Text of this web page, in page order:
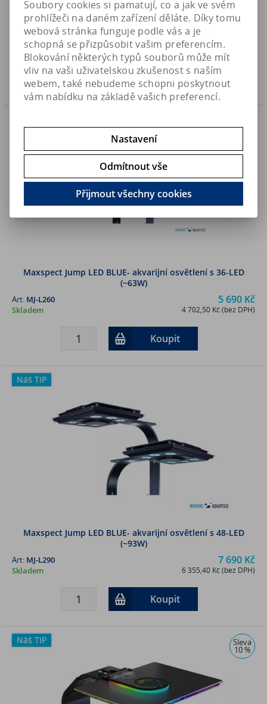
Maxspect Jump LED - akvarijní osvětlení s 42-LED (~65W)
4 893 Kč
4 043,90 Kč (bez DPH)
MJ-L165
Skladem
Koupit
Maxspect Jump LED BLUE- akvarijní osvětlení s 36-LED
(~63W)
5 690 Kč
4 702,50 Kč (bez DPH)
Art: MJ-L260
Skladem
Koupit
Náš TIP
Maxspect Jump LED BLUE- akvarijní osvětlení s 48-LED
(~93W)
7 690 Kč
6 355,40 Kč (bez DPH)
Art: MJ-L290
Skladem
Koupit
Náš TIP Sleva
10 %
Soubory cookies si pamatují, co a jak ve svém
prohlížeči na daném zařízení děláte. Díky tomu
webová stránka funguje podle vás a je
schopná se přizpůsobit vašim preferencím.
Blokování některých typů souborů může mít
vliv na vaši uživatelskou zkušenost s naším
webem, také nebudeme schopni poskytnout
vám nabídku na základě vašich preferencí.
Nastavení
Odmítnout vše
Přijmout všechny cookies